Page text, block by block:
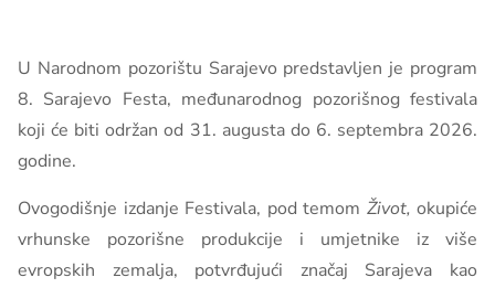
U Narodnom pozorištu Sarajevo predstavljen je program
8. Sarajevo Festa, međunarodnog pozorišnog festivala
koji će biti održan od 31. augusta do 6. septembra 2026.
godine.
Ovogodišnje izdanje Festivala, pod temom Život, okupiće
vrhunske pozorišne produkcije i umjetnike iz više
evropskih zemalja, potvrđujući značaj Sarajeva kao